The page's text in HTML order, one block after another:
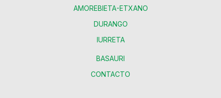
AMOREBIETA-ETXANO
DURANGO
IURRETA
BASAURI
CONTACTO